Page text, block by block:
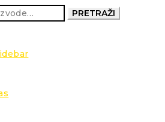
PRETRAŽI